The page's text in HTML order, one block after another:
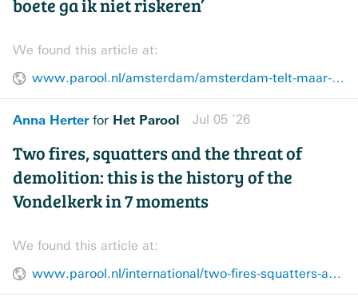
boete ga ik niet riskeren’
We found this article at:
www.parool.nl/amsterdam/amsterdam-telt-maar-weinig-vakantieverhuurders-per-buurt-maar-de-regels-worden-toch-aangescherpt-een-boete-ga-ik-niet-riskeren~b4214eec0/
Anna Herterfor Het Parool Jul 05 ’26
Two fires, squatters and the threat of
demolition: this is the history of the
Vondelkerk in 7 moments
We found this article at:
www.parool.nl/international/two-fires-squatters-and-the-threat-of-demolition-this-is-the-history-of-the-vondelkerk-in-7-moments~bfaa8166/